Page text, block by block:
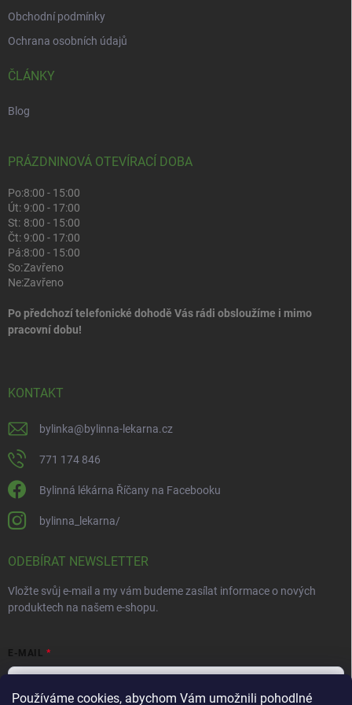
Používáme cookies, abychom Vám umožnili pohodlné
Obchodní podmínky
Ochrana osobních údajů
ČLÁNKY
Blog
PRÁZDNINOVÁ OTEVÍRACÍ DOBA
Po:8:00 - 15:00
Út:9:00 - 17:00
St: 8:00 - 15:00
Čt:9:00 - 17:00
Pá:8:00 - 15:00
So:Zavřeno
Ne:Zavřeno
Po předchozí telefonické dohodě Vás rádi obsloužíme i mimo
pracovní dobu!
KONTAKT
bylinka@bylinna-lekarna.cz
771 174 846
Bylinná lékárna Říčany na Facebooku
bylinna_lekarna/
ODEBÍRAT NEWSLETTER
Vložte svůj e-mail a my vám budeme zasílat informace o nových
produktech na našem e-shopu.
E-MAIL